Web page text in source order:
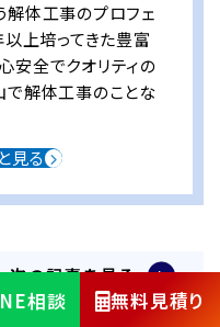
相談 無料見積り
解体工事のプロフェ
以上培ってきた豊富
安全でクオリティの
で解体工事のことな
見る
次の記事を見る
体工事施工技士と建設